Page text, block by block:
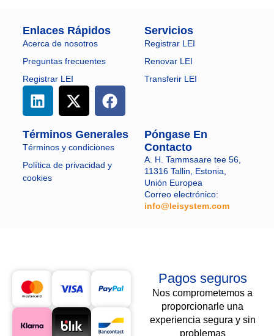
Enlaces Rápidos
Acerca de nosotros
Preguntas frecuentes
Registrar LEI
Servicios
Registrar LEI
Renovar LEI
Transferir LEI
Términos Generales
Términos y condiciones
Política de privacidad y
cookies
Póngase En
Contacto
A. H. Tammsaare tee 56,
11316 Tallin, Estonia,
Unión Europea
Correo electrónico:
info@leisystem.com
Pagos seguros
Nos comprometemos a
proporcionarle una
experiencia segura y sin
problemas